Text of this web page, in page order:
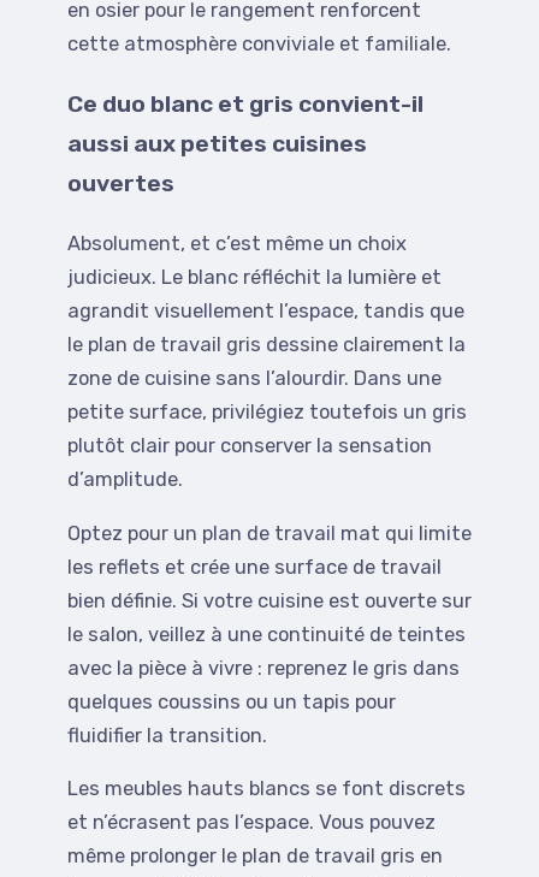
en osier pour le rangement renforcent
cette atmosphère conviviale et familiale.
Ce duo blanc et gris convient-il
aussi aux petites cuisines
ouvertes
Absolument, et c’est même un choix
judicieux. Le blanc réfléchit la lumière et
agrandit visuellement l’espace, tandis que
le plan de travail gris dessine clairement la
zone de cuisine sans l’alourdir. Dans une
petite surface, privilégiez toutefois un gris
plutôt clair pour conserver la sensation
d’amplitude.
Optez pour un plan de travail mat qui limite
les reflets et crée une surface de travail
bien définie. Si votre cuisine est ouverte sur
le salon, veillez à une continuité de teintes
avec la pièce à vivre : reprenez le gris dans
quelques coussins ou un tapis pour
fluidifier la transition.
Les meubles hauts blancs se font discrets
et n’écrasent pas l’espace. Vous pouvez
même prolonger le plan de travail gris en